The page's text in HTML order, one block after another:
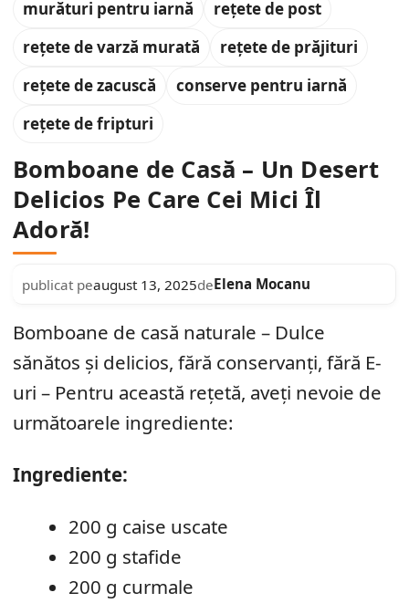
murături pentru iarnă
rețete de post
rețete de varză murată
rețete de prăjituri
rețete de zacuscă
conserve pentru iarnă
rețete de fripturi
Bomboane de Casă – Un Desert
Delicios Pe Care Cei Mici Îl
Adoră!
publicat peaugust 13, 2025deElena Mocanu
Bomboane de casă naturale – Dulce
sănătos și delicios, fără conservanți, fără E-
uri – Pentru această rețetă, aveți nevoie de
următoarele ingrediente:
Ingrediente:
200 g caise uscate
200 g stafide
200 g curmale